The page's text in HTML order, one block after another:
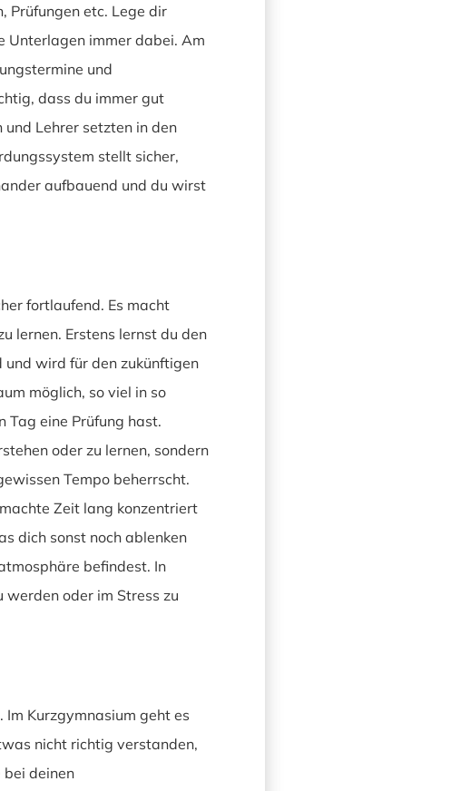
Prüfungen etc. Lege dir
Unterlagen immer dabei. Am
und
dass du immer gut
Lehrer setzten in den
stellt sicher,
aufbauend und du wirst
fortlaufend. Es macht
lernen. Erstens lernst du den
wird für den zukünftigen
möglich, so viel in so
Tag eine Prüfung hast.
oder zu lernen, sondern
Tempo beherrscht.
Zeit lang konzentriert
dich sonst noch ablenken
befindest. In
oder im Stress zu
Kurzgymnasium geht es
nicht richtig verstanden,
deinen